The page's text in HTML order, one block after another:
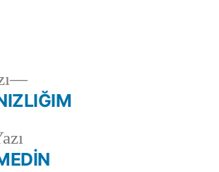
Önceki
yazı:
Sonraki
yazı: